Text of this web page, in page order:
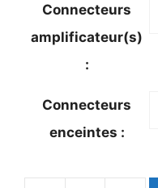
Connecteurs
amplificateur(s)
:
Connecteurs
enceintes :